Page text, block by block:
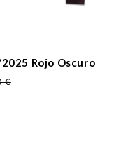
Rojo Oscuro
€